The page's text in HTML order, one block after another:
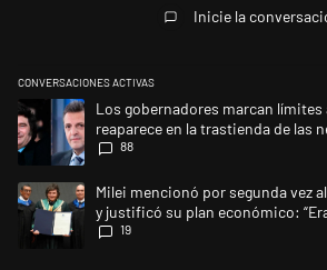
Inicie la
CONVERSACIONES ACTIVAS
Este listado muestra los artículos con más
Un artículo de tendencia con el título "Los
Los gobernadores marcan límites
reaparece en la trastienda de las
88
Un artículo de tendencia con el título "Milei
Milei mencionó por segunda vez
y justificó su plan económico:
posible”
19